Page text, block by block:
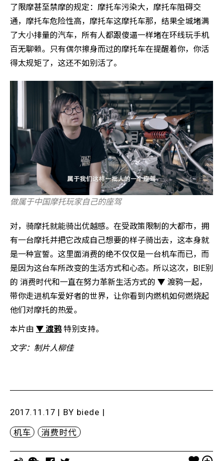
了限摩甚至禁摩的规定：摩托车污染大，摩托车阻碍交
通，摩托车危险性高，摩托车这摩托车那，结果全城堵满
了大小排量的汽车，所有人都跟傻逼一样堵在环线玩手机
百无聊赖。只有偶尔擦身而过的摩托车在提醒着你，你活
得太规矩了，这还不如别活了。
做属于中国摩托玩家自己的座驾
对，骑摩托就能骑出优越感。在受政策限制的大都市，拥
有一台摩托并把它改成自己想要的样子骑出去，这本身就
是一种宣誓。这里面消费的绝不仅仅是一台机车而已，而
是因为这台车所改变的生活方式和心态。所以这次，BIE别
的 消费时代和一直在努力革新生活方式的 ▼ 渡鸦一起，
带你走进机车爱好者的世界，让你看到内燃机如何燃烧起
他们对摩托的热爱。
本片由 ▼ 渡鸦 特别支持。
文字：制片人柳佳
2017.11.17 | BY biede |
机车 消费时代